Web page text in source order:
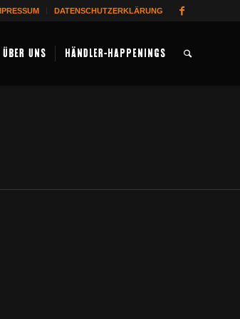
DATENSCHUTZERKLÄRUNG
ÜBER UNS HÄNDLER-HAPPENINGS